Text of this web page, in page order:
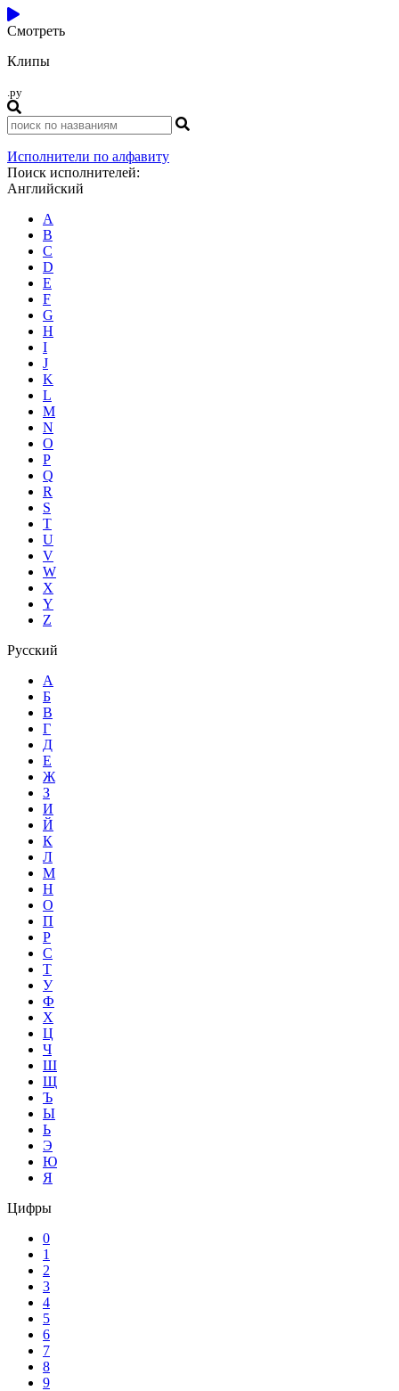
Смотреть
Клипы
.ру
Исполнители по алфавиту
Поиск исполнителей:
Английский
A
B
C
D
E
F
G
H
I
J
K
L
M
N
O
P
Q
R
S
T
U
V
W
X
Y
Z
Русский
А
Б
В
Г
Д
Е
Ж
З
И
Й
К
Л
М
Н
О
П
Р
С
Т
У
Ф
Х
Ц
Ч
Ш
Щ
Ъ
Ы
Ь
Э
Ю
Я
Цифры
0
1
2
3
4
5
6
7
8
9